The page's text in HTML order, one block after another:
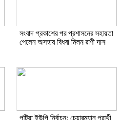
সংবাদ প্রকাশের পর প্রশাসনের সহায়তা
পেলেন অসহায় বিধবা মিলন রাণী দাস
পুটিয়া ইউপি নির্বাচন: চেয়ারম্যান প্রার্থী